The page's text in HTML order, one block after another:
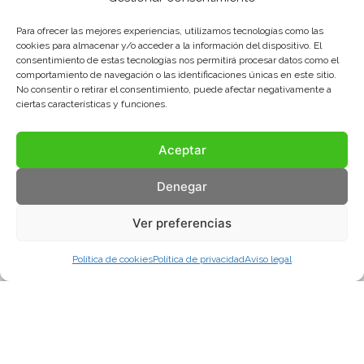
Para ofrecer las mejores experiencias, utilizamos tecnologías como las
cookies para almacenar y/o acceder a la información del dispositivo. El
consentimiento de estas tecnologías nos permitirá procesar datos como el
comportamiento de navegación o las identificaciones únicas en este sitio.
No consentir o retirar el consentimiento, puede afectar negativamente a
ciertas características y funciones.
Aceptar
Denegar
Ver preferencias
Política de cookiesPolítica de privacidadAviso legal